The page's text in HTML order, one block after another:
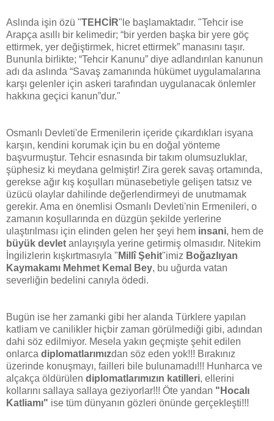
Aslında işin özü "TEHCİR"le başlamaktadır. "Tehcir ise
Arapça asıllı bir kelimedir; “bir yerden başka bir yere göç
ettirmek, yer değiştirmek, hicret ettirmek” manasını taşır.
Bununla birlikte; “Tehcir Kanunu” diye adlandırılan kanunun
adı da aslında “Savaş zamanında hükümet uygulamalarına
karşı gelenler için askeri tarafından uygulanacak önlemler
hakkına geçici kanun”dur."
Osmanlı Devleti'de Ermenilerin içeride çıkardıkları isyana
karşın, kendini korumak için bu en doğal yönteme
başvurmuştur. Tehcir esnasında bir takım olumsuzluklar,
şüphesiz ki meydana gelmiştir! Zira gerek savaş ortamında,
gerekse ağır kış koşulları münasebetiyle gelişen tatsız ve
üzücü olaylar dahilinde değerlendirmeyi de unutmamak
gerekir. Ama en önemlisi Osmanlı Devleti'nin Ermenileri, o
zamanın koşullarında en düzgün şekilde yerlerine
ulaştırılması için elinden gelen her şeyi hem insani, hem de
büyük devlet anlayışıyla yerine getirmiş olmasıdır. Nitekim
İngilizlerin kışkırtmasıyla " Millî Şehit"imiz Boğazlıyan
Kaymakamı Mehmet Kemal Bey, bu uğurda vatan
severliğin bedelini canıyla ödedi.
Bugün ise her zamanki gibi her alanda Türklere yapılan
katliam ve canilikler hiçbir zaman görülmediği gibi, adından
dahi söz edilmiyor. Mesela yakın geçmişte şehit edilen
onlarca diplomatlarımızdan söz eden yok!!! Bırakınız
üzerinde konuşmayı, failleri bile bulunamadı!!! Hunharca ve
alçakça öldürülen diplomatlarımızın katilleri, ellerini
kollarını sallaya sallaya geziyorlar!!! Öte yandan "Hocalı
Katliamı" ise tüm dünyanın gözleri önünde gerçekleşti!!!